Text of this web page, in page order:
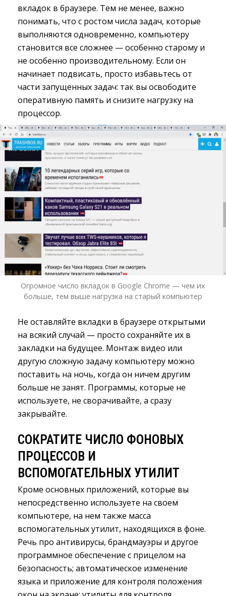
вкладок в браузере. Тем не менее, важно
понимать, что с ростом числа задач, которые
выполняются одновременно, компьютеру
становится все сложнее — особенно старому и
не особенно производительному. Если он
начинает подвисать, просто избавьтесь от
части запущенных задач: так вы освободите
оперативную память и снизите нагрузку на
процессор.
Огромное число вкладок в Google Chrome — чем их
больше, тем выше нагрузка на старый компьютер
Не оставляйте вкладки в браузере открытыми
на всякий случай — просто сохраняйте их в
закладки на будущее. Монтаж видео или
другую сложную задачу компьютеру можно
поставить на ночь, когда он ничем другим
больше не занят. Программы, которые не
используете, не сворачивайте, а сразу
закрывайте.
СОКРАТИТЕ ЧИСЛО ФОНОВЫХ
ПРОЦЕССОВ И
ВСПОМОГАТЕЛЬНЫХ УТИЛИТ
Кроме основных приложений, которые вы
непосредственно используете на своем
компьютере, на нем также масса
вспомогательных утилит, находящихся в фоне.
Речь про антивирусы, брандмауэры и другое
программное обеспечение с прицелом на
безопасность; автоматическое изменение
языка и приложение для контроля положения